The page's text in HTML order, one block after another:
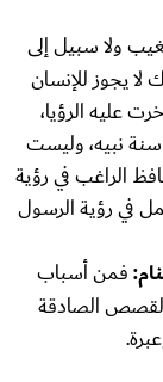
ولا سبيل إلى
لا يجوز للإنسان
عليه الرؤيا،
نبيه، وليست
الراغب في رؤية
في رؤية الرسول
فمن أسباب
الصادقة